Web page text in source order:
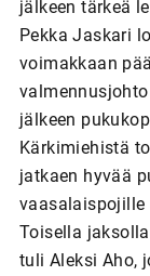
jälkeen tärkeä
Pekka Jaskari
voimakkaan
jälkeen
Kärkimiehistä
jatkaen hyvää
Toisella
tuli Aleksi Aho,